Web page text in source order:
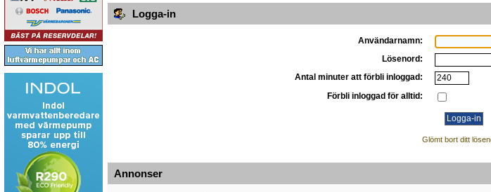
Logga-in
Användarnamn:
Lösenord:
Antal minuter att förbli inloggad:
Förbli inloggad för alltid:
Glömt bort ditt
Annonser